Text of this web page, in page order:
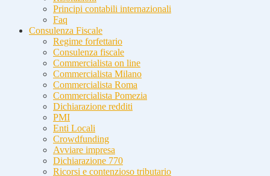
Principi contabili internazionali
Faq
Consulenza Fiscale
Regime forfettario
Consulenza fiscale
Commercialista on line
Commercialista Milano
Commercialista Roma
Commercialista Pomezia
Dichiarazione redditi
PMI
Enti Locali
Crowdfunding
Avviare impresa
Dichiarazione 770
Ricorsi e contenzioso tributario